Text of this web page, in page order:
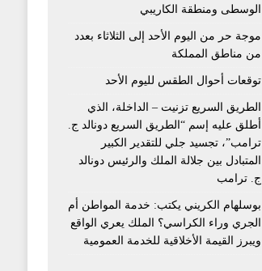
الوسطى ومنطقة الكاريبي
موجة حر من اليوم الأحد إلى الثلاثاء بعدد
من مناطق المملكة
توقعات أحوال الطقس لليوم الأحد
الطريق السريع تزنيت – الداخلة، الذي
أطلق عليه إسم “الطريق السريع دونالد ج.
ترامب”، تجسيد جلي للتقدير الكبير
المتبادل بين جلالة الملك والرئيس دونالد
ج. ترامب
بوسلهام الكريني يكتب: خدمة المواطن أم
الجري وراء الكراسي؟ الملك يعري الواقع
ويبرز القيمة الأخلاقية للخدمة العمومية